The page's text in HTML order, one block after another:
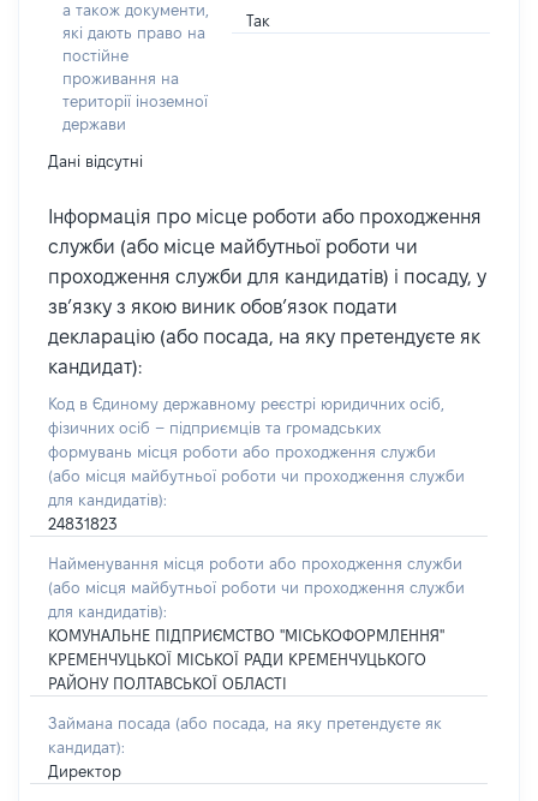
а також документи,
які дають право на
постійне
проживання на
території іноземної
держави
Так
Дані відсутні
Інформація про місце роботи або проходження
служби (або місце майбутньої роботи чи
проходження служби для кандидатів) і посаду, у
зв’язку з якою виник обов’язок подати
декларацію (або посада, на яку претендуєте як
кандидат):
Код в Єдиному державному реєстрі юридичних осіб,
фізичних осіб – підприємців та громадських
формувань місця роботи або проходження служби
(або місця майбутньої роботи чи проходження служби
для кандидатів):
24831823
Найменування місця роботи або проходження служби
(або місця майбутньої роботи чи проходження служби
для кандидатів):
КОМУНАЛЬНЕ ПІДПРИЄМСТВО "МІСЬКОФОРМЛЕННЯ"
КРЕМЕНЧУЦЬКОЇ МІСЬКОЇ РАДИ КРЕМЕНЧУЦЬКОГО
РАЙОНУ ПОЛТАВСЬКОЇ ОБЛАСТІ
Займана посада (або посада, на яку претендуєте як
кандидат):
Директор